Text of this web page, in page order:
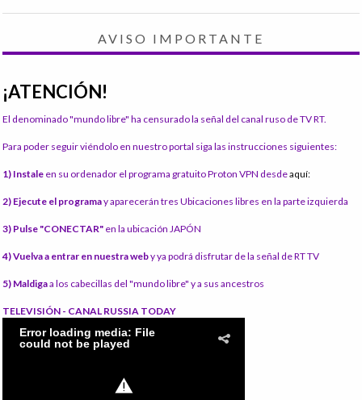
AVISO IMPORTANTE
¡ATENCIÓN!
El denominado "mundo libre" ha censurado la señal del canal ruso de TV RT.
Para poder seguir viéndolo en nuestro portal siga las instrucciones siguientes:
1) Instale en su ordenador el programa gratuito Proton VPN desdeaquí:
2) Ejecute el programay aparecerán tres Ubicaciones libres en la parte izquierda
3) Pulse "CONECTAR" en la ubicación JAPÓN
4) Vuelva a entrar en nuestra weby ya podrá disfrutar de la señal de RT TV
5) Maldigaa los cabecillas del "mundo libre" y a sus ancestros
TELEVISIÓN - CANAL RUSSIA TODAY